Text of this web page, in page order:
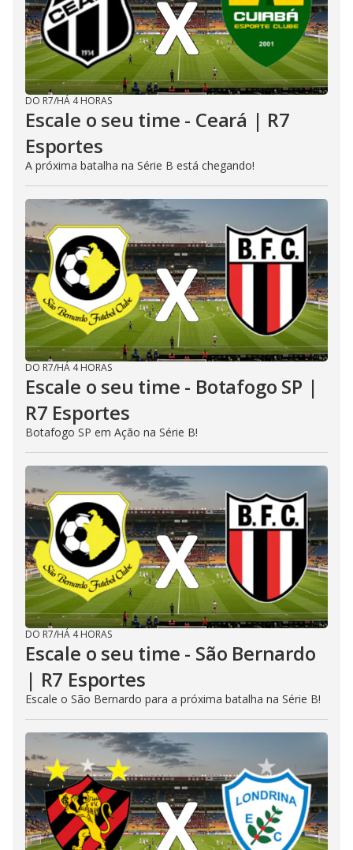
DO R7/HÁ 4 HORAS
Escale o seu time - Ceará | R7
Esportes
A próxima batalha na Série B está chegando!
DO R7/HÁ 4 HORAS
Escale o seu time - Botafogo SP |
R7 Esportes
Botafogo SP em Ação na Série B!
DO R7/HÁ 4 HORAS
Escale o seu time - São Bernardo
| R7 Esportes
Escale o São Bernardo para a próxima batalha na Série B!